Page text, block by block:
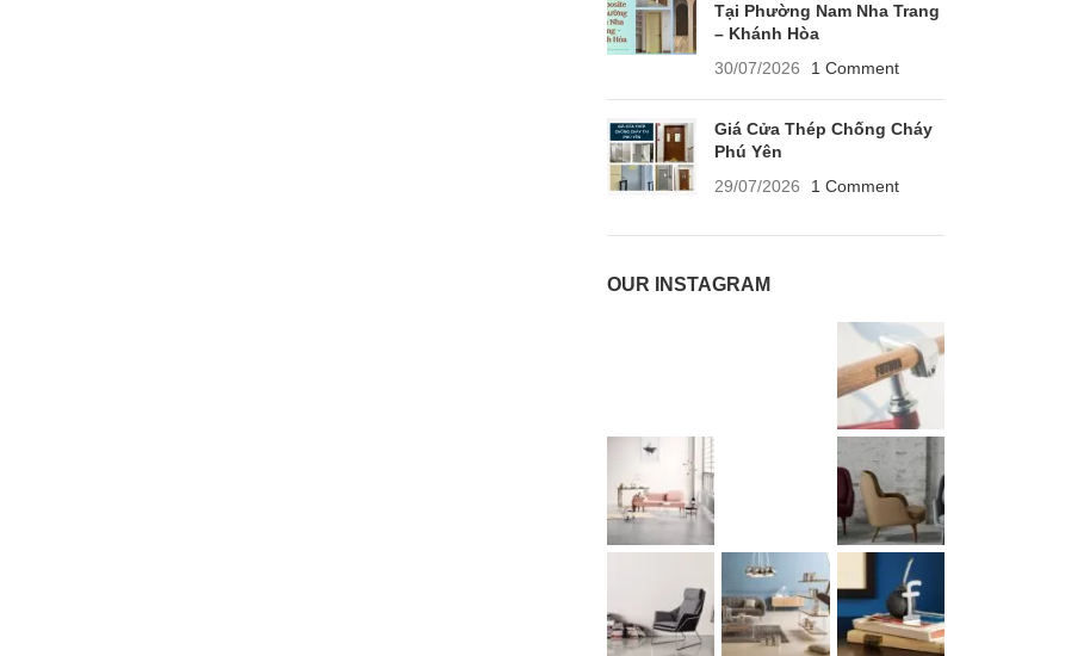
Tại Phường Nam Nha Trang
– Khánh Hòa
30/07/2026
1 Comment
Giá Cửa Thép Chống Cháy
Phú Yên
29/07/2026
1 Comment
OUR INSTAGRAM